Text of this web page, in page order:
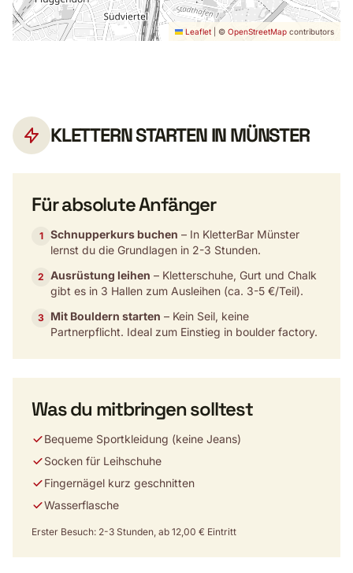
Leaflet © OpenStreetMap contributors
KLETTERN STARTEN IN MÜNSTER
Für absolute Anfänger
1 Schnupperkurs buchen – In KletterBar Münster
lernst du die Grundlagen in 2-3 Stunden.
2 Ausrüstung leihen – Kletterschuhe, Gurt und Chalk
gibt es in 3 Hallen zum Ausleihen (ca. 3-5 €/Teil).
3 Mit Bouldern starten – Kein Seil, keine
Partnerpflicht. Ideal zum Einstieg in boulder factory.
Was du mitbringen solltest
Bequeme Sportkleidung (keine Jeans)
Socken für Leihschuhe
Fingernägel kurz geschnitten
Wasserflasche
Erster Besuch: 2-3 Stunden, ab 12,00 € Eintritt